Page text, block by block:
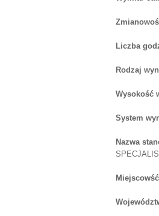
Liczba
Rodzaj
Wysokość
System
Nazwa